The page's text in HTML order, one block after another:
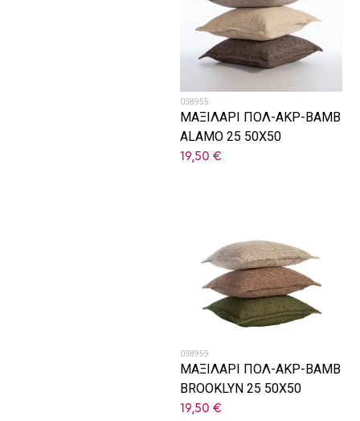
038955
ΜΑΞΙΛΑΡΙ ΠΟΛ-ΑΚΡ-ΒΑΜΒ
ALAMO 25 50X50
19,50 €
038959
ΜΑΞΙΛΑΡΙ ΠΟΛ-ΑΚΡ-ΒΑΜΒ
BROOKLYN 25 50X50
19,50 €